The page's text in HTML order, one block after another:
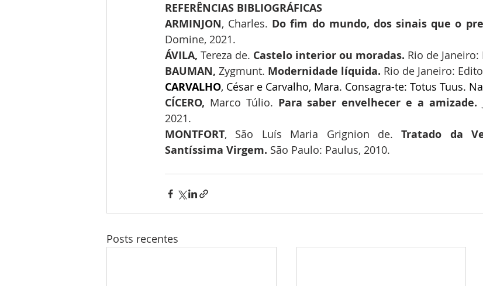
REFERÊNCIAS BIBLIOGRÁFICAS
ARMINJON, Charles. Do fim do mundo, dos sinais que o
Domine, 2021.
ÁVILA, Tereza de. Castelo interior ou moradas. Rio de Janeiro:
BAUMAN, Zygmunt. Modernidade líquida. Rio de Janeiro:
CARVALHO, César e Carvalho, Mara. Consagra-te: Totus Tuus.
CÍCERO, Marco Túlio. Para saber envelhecer e a amizade.
2021.
MONTFORT, São Luís Maria Grignion de. Tratado da
Santíssima Virgem. São Paulo: Paulus, 2010.
Posts recentes